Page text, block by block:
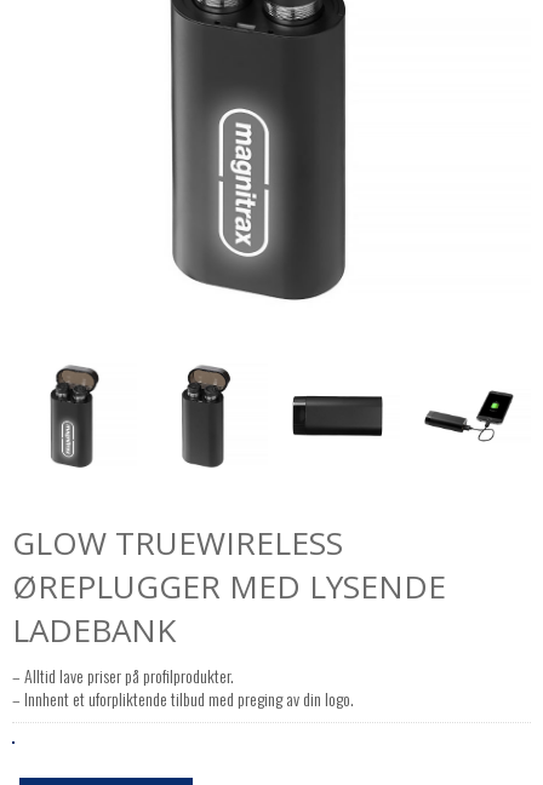
GLOW TRUEWIRELESS
ØREPLUGGER MED LYSENDE
LADEBANK
– Alltid lave priser på profilprodukter.
– Innhent et uforpliktende tilbud med preging av din logo.